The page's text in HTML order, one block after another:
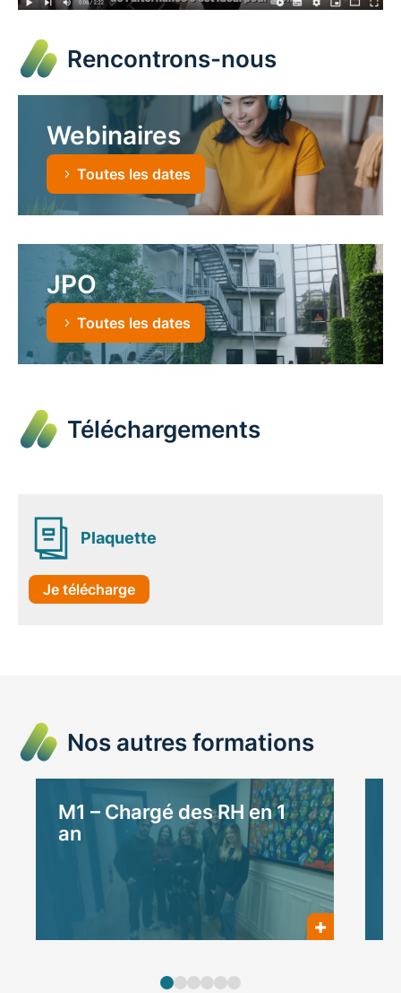
Rencontrons-nous
Webinaires
Toutes les dates
JPO
Toutes les dates
Téléchargements
Plaquette
Je télécharge
Nos autres formations
M1 – Chargé des RH en 1
an